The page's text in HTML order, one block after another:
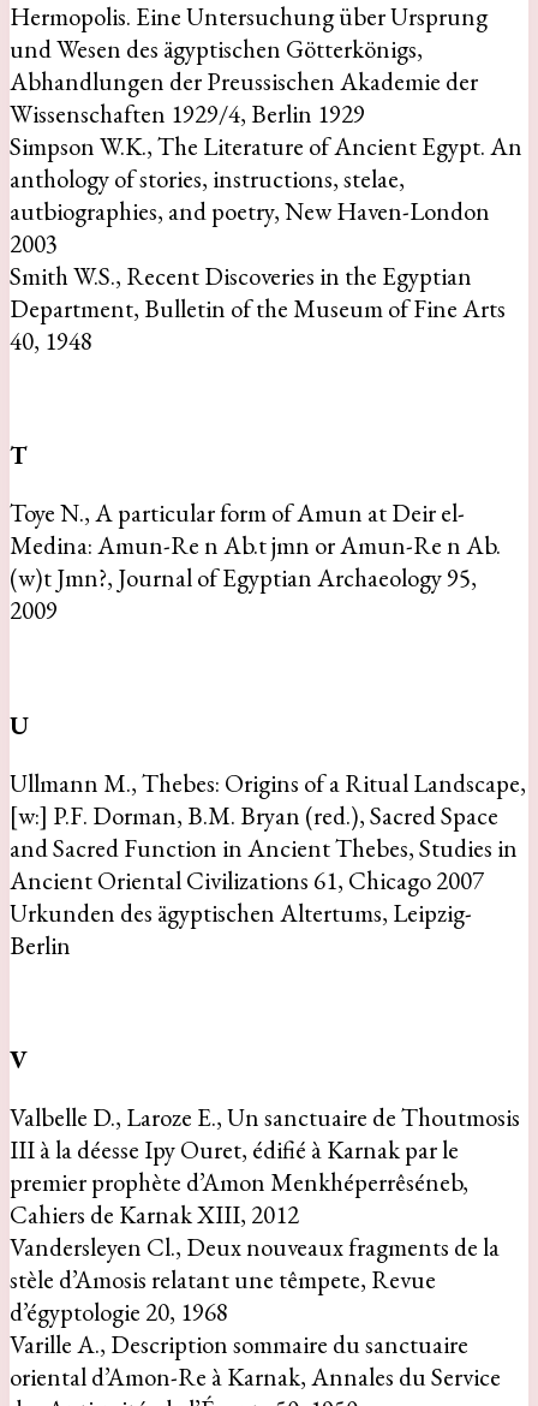
Hermopolis. Eine Untersuchung über Ursprung
und Wesen des ägyptischen Götterkönigs,
Abhandlungen der Preussischen Akademie der
Wissenschaften 1929/4, Berlin 1929
Simpson W.K., The Literature of Ancient Egypt. An
anthology of stories, instructions, stelae,
autbiographies, and poetry, New Haven-London
2003
Smith W.S., Recent Discoveries in the Egyptian
Department, Bulletin of the Museum of Fine Arts
40, 1948
T
Toye N., A particular form of Amun at Deir el-
Medina: Amun-Re n Ab.t jmn or Amun-Re n Ab.
(w)t Jmn?, Journal of Egyptian Archaeology 95,
2009
U
Ullmann M., Thebes: Origins of a Ritual Landscape,
[w:] P.F. Dorman, B.M. Bryan (red.), Sacred Space
and Sacred Function in Ancient Thebes, Studies in
Ancient Oriental Civilizations 61, Chicago 2007
Urkunden des ägyptischen Altertums, Leipzig-
Berlin
V
Valbelle D., Laroze E., Un sanctuaire de Thoutmosis
III à la déesse Ipy Ouret, édifié à Karnak par le
premier prophète d’Amon Menkhéperrêséneb,
Cahiers de Karnak XIII, 2012
Vandersleyen Cl., Deux nouveaux fragments de la
stèle d’Amosis relatant une têmpete, Revue
d’égyptologie 20, 1968
Varille A., Description sommaire du sanctuaire
oriental d’Amon-Re à Karnak, Annales du Service